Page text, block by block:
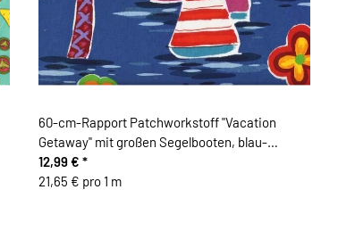
60-cm-Rapport Patchworkstoff "Vacation
Getaway" mit großen Segelbooten, blau-
orange-rot-grün
12,99 € *
21,65 € pro 1 m